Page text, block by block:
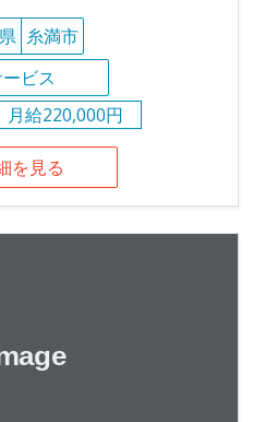
糸満市
ビス
月給220,000円
を見る